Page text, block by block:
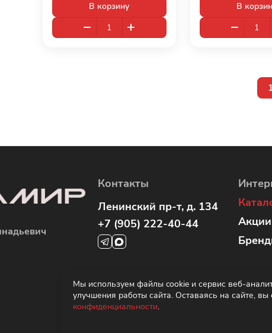
В корзину В
Контакты
Ленинский пр-т, д. 134
+7 (905) 222-40-44
1
+7 (960) 283-67-89
Акции
Мы используем файлы cookie и сервис веб-
улучшения работы сайта. Оставаясь на сайте, вы
конфиденциальности.